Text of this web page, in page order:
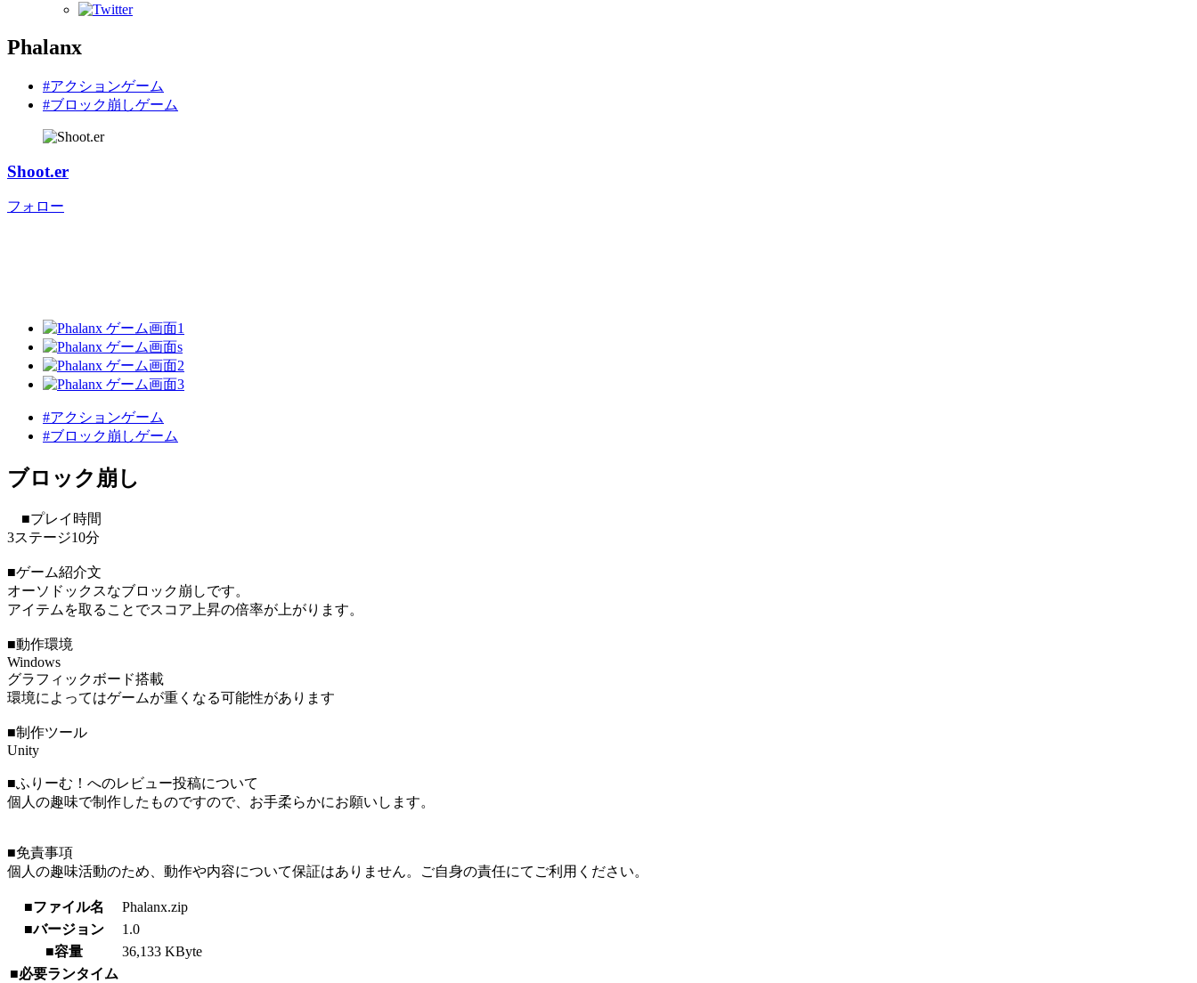
Phalanx
#アクションゲーム
#ブロック崩しゲーム
Shoot.er
フォロー
#アクションゲーム
#ブロック崩しゲーム
ブロック崩し
■プレイ時間
3ステージ10分
■ゲーム紹介文
オーソドックスなブロック崩しです。
アイテムを取ることでスコア上昇の倍率が上がります。
■動作環境
Windows
グラフィックボード搭載
環境によってはゲームが重くなる可能性があります
■制作ツール
Unity
■ふりーむ！へのレビュー投稿について
個人の趣味で制作したものですので、お手柔らかにお願いします。
■免責事項
個人の趣味活動のため、動作や内容について保証はありません。ご自身の責任にてご利用ください。
■ファイル名
Phalanx.zip
■バージョン
1.0
■容量
36,133 KByte
■必要ランタイム